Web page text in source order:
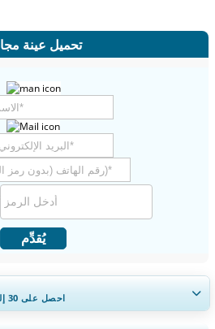
تحميل عينة
يُقدِّم
احصل على 30 إلى 60